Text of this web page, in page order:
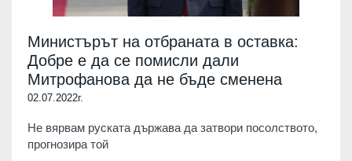
Министърът на отбраната в оставка:
Добре е да се помисли дали
Митрофанова да не бъде сменена
02.07.2022г.
Не вярвам руската държава да затвори посолството,
прогнозира той